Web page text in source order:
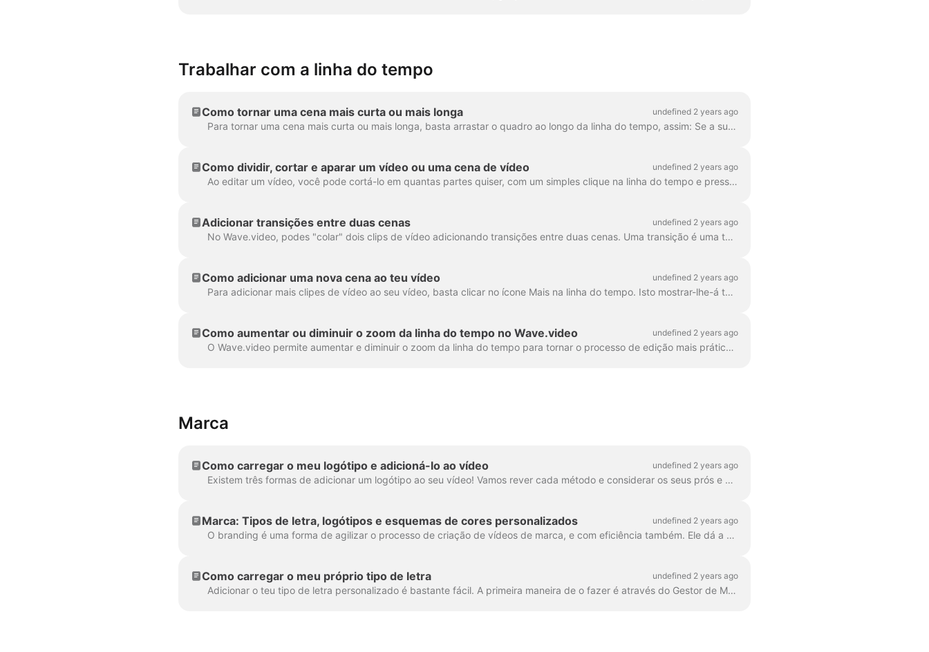
Trabalhar com a linha do tempo
Como tornar uma cena mais curta ou mais longa undefined 2 years ago
Para tornar uma cena mais curta ou mais longa, basta arrastar o quadro ao longo da linha do tempo, assim: Se a sua cena for um vídeo, repare que, à direita, vai...
Como dividir, cortar e aparar um vídeo ou uma cena de vídeo undefined 2 years ago
Ao editar um vídeo, você pode cortá-lo em quantas partes quiser, com um simples clique na linha do tempo e pressionando o ícone da tesoura. Pode inserir...
Adicionar transições entre duas cenas undefined 2 years ago
No Wave.video, podes "colar" dois clips de vídeo adicionando transições entre duas cenas. Uma transição é uma técnica de edição de vídeo que permite...
Como adicionar uma nova cena ao teu vídeo undefined 2 years ago
Para adicionar mais clipes de vídeo ao seu vídeo, basta clicar no ícone Mais na linha do tempo. Isto mostrar-lhe-á todas as opções. Para apagar uma cena...
Como aumentar ou diminuir o zoom da linha do tempo no Wave.video undefined 2 years ago
O Wave.video permite aumentar e diminuir o zoom da linha do tempo para tornar o processo de edição mais prático e preciso. O recurso pode ser encontrado abaixo da linha do tempo...
Marca
Como carregar o meu logótipo e adicioná-lo ao vídeo undefined 2 years ago
Existem três formas de adicionar um logótipo ao seu vídeo! Vamos rever cada método e considerar os seus prós e contras! Se está a planear utilizar este logótipo realmente ...
Marca: Tipos de letra, logótipos e esquemas de cores personalizados undefined 2 years ago
O branding é uma forma de agilizar o processo de criação de vídeos de marca, e com eficiência também. Ele dá a você a capacidade de preencher várias "marcas...
Como carregar o meu próprio tipo de letra undefined 2 years ago
Adicionar o teu tipo de letra personalizado é bastante fácil. A primeira maneira de o fazer é através do Gestor de Marcas. Em qualquer projeto, clica em "Gerir marcas", que se encontra na parte superior ...